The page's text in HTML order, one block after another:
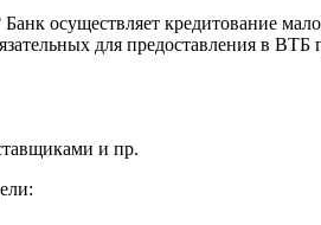
осуществляет кредитование
для предоставления в
и пр.